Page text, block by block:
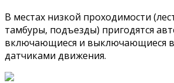
В местах низкой проходимости
тамбуры, подъезды) пригодятся
включающиеся и выключающиеся
датчиками движения.